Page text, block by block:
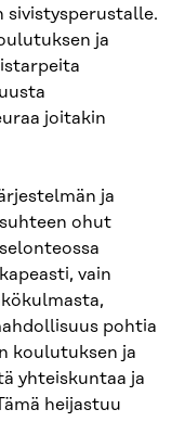
sivistysperustalle.
ja
joitakin
ja
ohut
vain
pohtia
koulutuksen ja
yhteiskuntaa ja
heijastuu